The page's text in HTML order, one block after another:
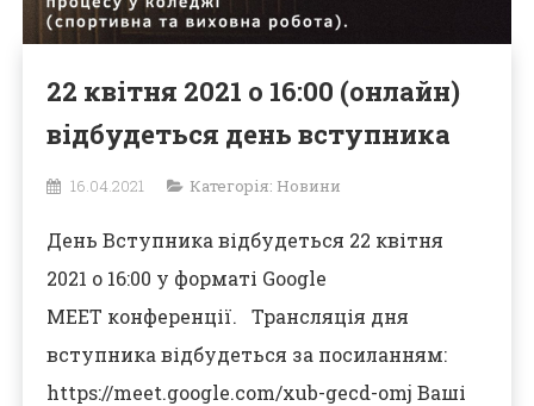
22 квітня 2021 о 16:00 (онлайн)
відбудеться день вступника
16.04.2021 Категорія: Новини
День Вступника відбудеться 22 квітня
2021 о 16:00 у форматі Google
MEET конференції. Трансляція дня
вступника відбудеться за посиланням:
https://meet.google.com/xub-gecd-omj Ваші